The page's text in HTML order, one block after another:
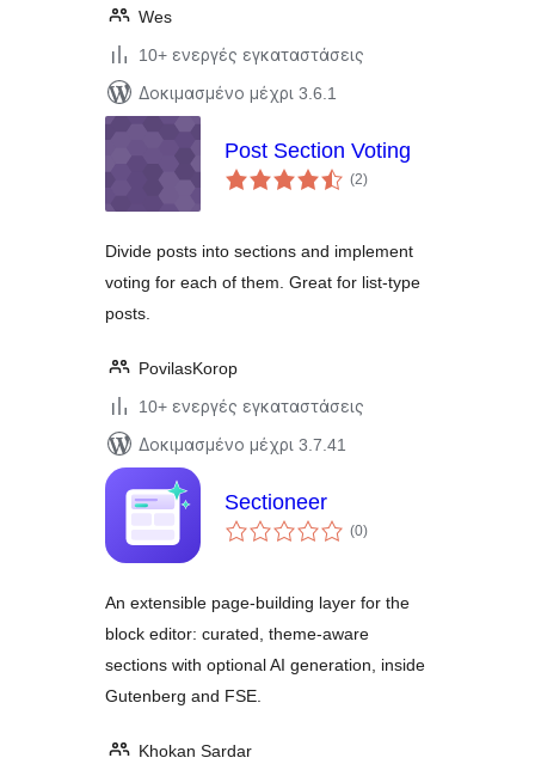
Wes
10+ ενεργές εγκαταστάσεις
Δοκιμασμένο μέχρι 3.6.1
Post Section Voting
(2αξιολογήσεις
σύνολο
)
Divide posts into sections and implement
voting for each of them. Great for list-type
posts.
PovilasKorop
10+ ενεργές εγκαταστάσεις
Δοκιμασμένο μέχρι 3.7.41
Sectioneer
(0αξιολογήσεις
σύνολο
)
An extensible page-building layer for the
block editor: curated, theme-aware
sections with optional AI generation, inside
Gutenberg and FSE.
Khokan Sardar